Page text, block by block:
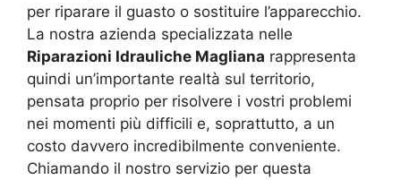
per riparare il guasto o sostituire l’apparecchio.
La nostra azienda specializzata nelle
Riparazioni Idrauliche Magliana rappresenta
quindi un’importante realtà sul territorio,
pensata proprio per risolvere i vostri problemi
nei momenti più difficili e, soprattutto, a un
costo davvero incredibilmente conveniente.
Chiamando il nostro servizio per questa